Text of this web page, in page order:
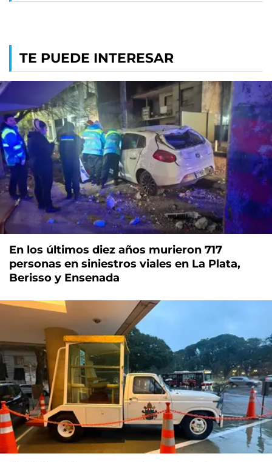
TE PUEDE INTERESAR
En los últimos diez años murieron 717
personas en siniestros viales en La Plata,
Berisso y Ensenada